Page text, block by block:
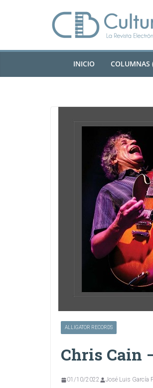
INICIO COLUMNAS
ALLIGATOR RECORDS
Chris Cain
01/10/2022 José Luis García